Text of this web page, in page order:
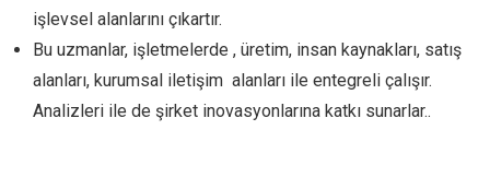
işlevsel alanlarını çıkartır.
Bu uzmanlar, işletmelerde , üretim, insan kaynakları, satış
alanları, kurumsal iletişim alanları ile entegreli çalışır.
Analizleri ile de şirket inovasyonlarına katkı sunarlar..